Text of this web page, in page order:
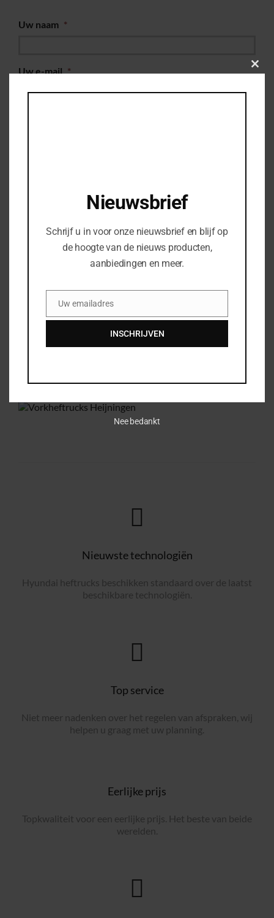
Uw naam *
Uw e-mail *
Uw vraag of opmerking
Nieuwste technologiën
Hyundai heftrucks beschikken standaard over de laatst
beschikbare technologiën.
Top service
Niet meer nadenken over het regelen van afspraken, wij
helpen u graag met uw planning.
Eerlijke prijs
Topkwaliteit voor een eerlijke prijs. Het beste van beide
werelden.
Close
Nieuwsbrief
Schrijf u in voor onze nieuwsbrief en blijf op
de hoogte van de nieuws producten,
aanbiedingen en meer.
EmailUw emailadres
INSCHRIJVEN
Nee bedankt